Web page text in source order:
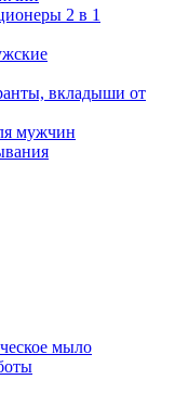
2 в 1
вкладыши от
мужчин
мыло